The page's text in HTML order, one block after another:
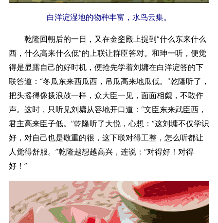
白洋淀湿地的物种丰富，水鸟云集。
乾隆回朝后的一日，又在金銮殿上提到“什么东来什么
西，什么高来什么低”的上联让群臣答对。和珅一听，便觉
得是显露自己的好时机，便抢先学着刘墉在白洋淀答的下
联答道：“冬瓜东来西瓜西，吊瓜高来地瓜低。”乾隆听了，
把头摇得像拨浪鼓一样，众大臣一见，面面相觑，不敢作
声。这时，只听见刘墉从容地开口道：“文臣东来武臣西，
君主高来臣子低。”乾隆听了大悦，心想：“这刘墉不仅学识
好，对自己也是敬重的很，这下联对得工整，怎么听都让
人觉得舒服。”乾隆越想越高兴，连说：“对得好！对得
好！”